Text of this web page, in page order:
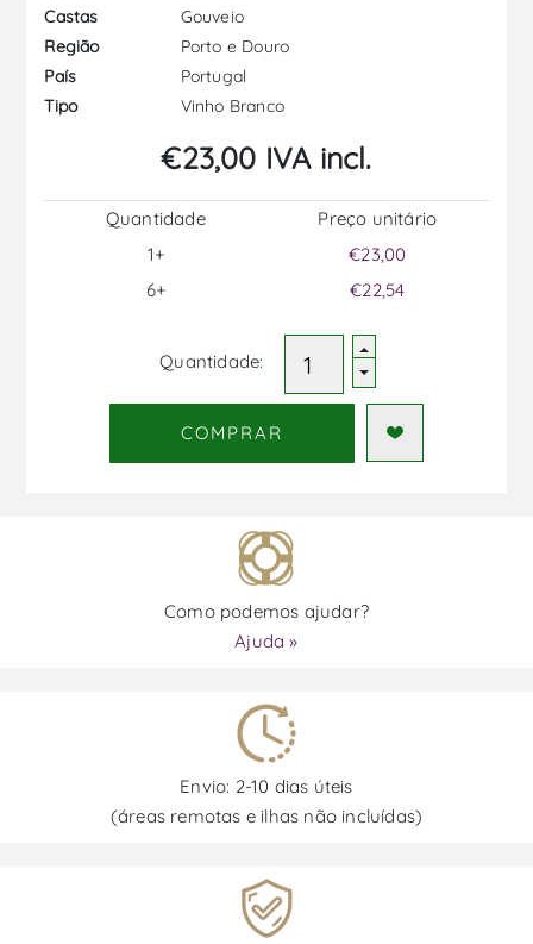
Castas
Gouveio
Região
Porto e Douro
País
Portugal
Tipo
Vinho Branco
€23,00 IVA incl.
Quantidade
1+
6+
Preço unitário
€23,00
€22,54
Quantidade:
COMPRAR
Como podemos ajudar?
Ajuda »
Envio: 2-10 dias úteis
(áreas remotas e ilhas não incluídas)